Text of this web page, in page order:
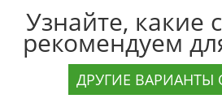
Узнайте, какие
рекомендуем
ДРУГИЕ ВАРИАНТЫ